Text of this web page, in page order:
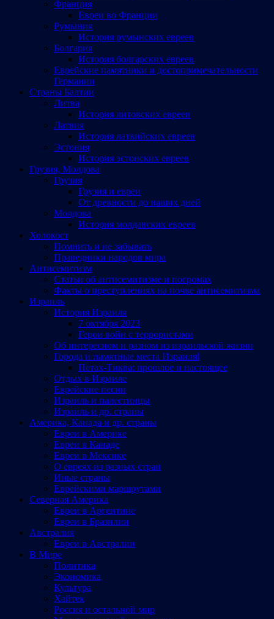
Франция
Евреи во Франции
Румыния
История румынских евреев
Болгария
История болгарских евреев
Еврейские памятники и достопримечательности
Германии
Страны Балтии
Литва
История литовских евреев
Латвия
История латвийских евреев
Эстония
История эстонских евреев
Грузия, Молдова
Грузия
Грузия и евреи
От древности до наших дней
Молдова
История молдавских евреев
Холокост
Помнить и не забывать
Праведники народов мира
Антисемитизм
Статьи об антисемитизме и погромах
Факты о преступлениях на почве антисемитизма
Израиль
История Израиля
7 октября 2023
Герои войн с террористами
Об интересном и разном из израильской жизни
Города и памятные места Израиляl
Петах-Тиква: прошлое и настоящее
Отдых в Израиле
Еврейские песни
Израиль и палестинцы
Израиль и др. страны
Америка, Канада и др. страны
Евреи в Америке
Евреи в Канаде
Евреи в Мексике
О евреях из разных стран
Иные страны
Еврейскими маршрутами
Северная Америка
Евреи в Аргентине
Евреи в Бразилии
Австралия
Евреи в Австралии
В Мире
Политика
Экономика
Культура
Хайтек
Россия и остальной мир